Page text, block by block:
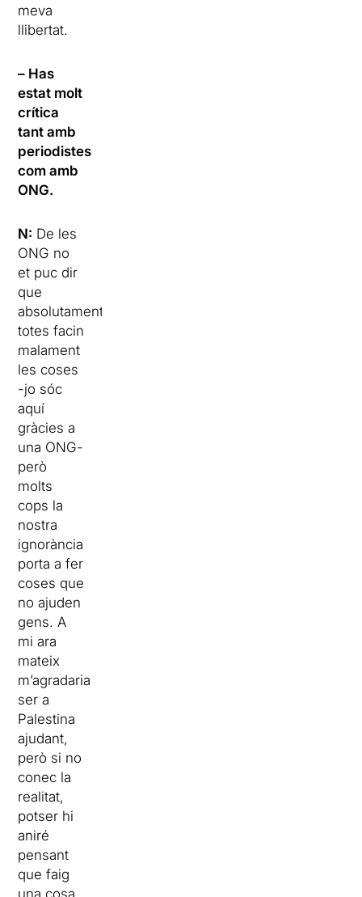
meva
llibertat.
– Has
estat molt
crítica
tant amb
periodistes
com amb
ONG.
N: De les
ONG no
et puc dir
que
absolutament
totes facin
malament
les coses
-jo sóc
aquí
gràcies a
una ONG-
però
molts
cops la
nostra
ignorància
porta a fer
coses que
no ajuden
gens. A
mi ara
mateix
m’agradaria
ser a
Palestina
ajudant,
però si no
conec la
realitat,
potser hi
aniré
pensant
que faig
una cosa